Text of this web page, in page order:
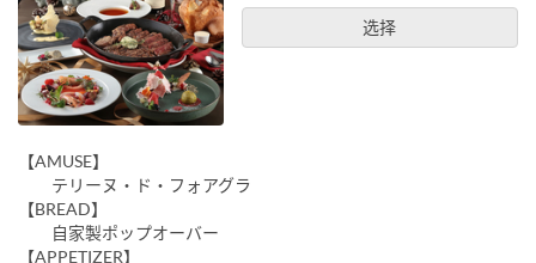
选择
【AMUSE】
テリーヌ・ド・フォアグラ
【BREAD】
自家製ポップオーバー
【APPETIZER】